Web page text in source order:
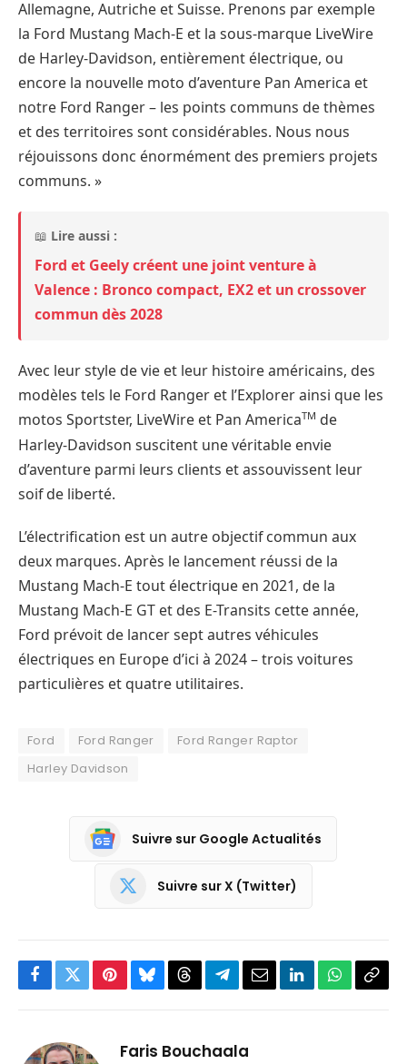
Allemagne, Autriche et Suisse. Prenons par exemple
la Ford Mustang Mach-E et la sous-marque LiveWire
de Harley-Davidson, entièrement électrique, ou
encore la nouvelle moto d’aventure Pan America et
notre Ford Ranger – les points communs de thèmes
et des territoires sont considérables. Nous nous
réjouissons donc énormément des premiers projets
communs. »
📖 Lire aussi :
Ford et Geely créent une joint venture à
Valence : Bronco compact, EX2 et un crossover
commun dès 2028
Avec leur style de vie et leur histoire américains, des
modèles tels le Ford Ranger et l’Explorer ainsi que les
motos Sportster, LiveWire et Pan AmericaTM de
Harley-Davidson suscitent une véritable envie
d’aventure parmi leurs clients et assouvissent leur
soif de liberté.
L’électrification est un autre objectif commun aux
deux marques. Après le lancement réussi de la
Mustang Mach-E tout électrique en 2021, de la
Mustang Mach-E GT et des E-Transits cette année,
Ford prévoit de lancer sept autres véhicules
électriques en Europe d’ici à 2024 – trois voitures
particulières et quatre utilitaires.
Ford Ford Ranger
Ford Ranger Raptor
Harley Davidson
Suivre sur Google Actualités
Suivre sur X (Twitter)
Facebook
TwitterPinterestBlueskyThreadsPartager
Telegram
EmailLinkedInWhatsApp
Faris Bouchaala